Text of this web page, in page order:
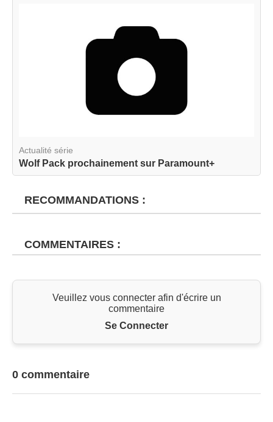
Actualité série
Wolf Pack prochainement sur Paramount+
RECOMMANDATIONS :
COMMENTAIRES :
Veuillez vous connecter afin d'écrire un
commentaire
Se Connecter
0 commentaire